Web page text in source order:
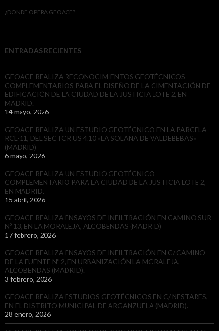
¿DONDE OPERA GEOACE?
ENTRADAS RECIENTES
GEOACE REALIZA RECONOCIMIENTOS GEOTÉCNICOS
COMPLEMENTARIOS PARA EL DISEÑO DE LA CIMENTACIÓN DE
EDIFICACIÓN DE LA CIUDAD DE LA JUSTICIA LOTE 2, EN
MADRID.
14 mayo, 2026
GEOACE REALIZA UN ESTUDIO GEOTÉCNICO EN LA PARCELA
RCL-11, DEL SECTOR US 4.10 «LA SOLANA DE VALDEBEBAS»
(MADRID)
6 mayo, 2026
GEOACE REALIZA UN ESTUDIO GEOTÉCNICO
COMPLEMENTARIO PARA LA CIUDAD DE LA JUSTICIA LOTE 2,
EN MADRID.
15 abril, 2026
GEOACE REALIZA ENSAYOS DE INFILTRACIÓN EN CAMINO SUR
Nº 13, EN LA MORALEJA, ALCOBENDAS (MADRID)
17 febrero, 2026
GEOACE REALIZA ENSAYOS DE INFILTRACIÓN EN C/ CAMINO
DE LA FUENTE Nº 2, EN URBANIZACIÓN LA MORALEJA,
ALCOBENDAS (MADRID).
3 febrero, 2026
GEOACE REALIZA ESTUDIOS GEOTÉCNICOS EN C/ NESTARES,
EN EL DISTRITO MUNICIPAL DE ARGANZUELA (MADRID).
28 enero, 2026